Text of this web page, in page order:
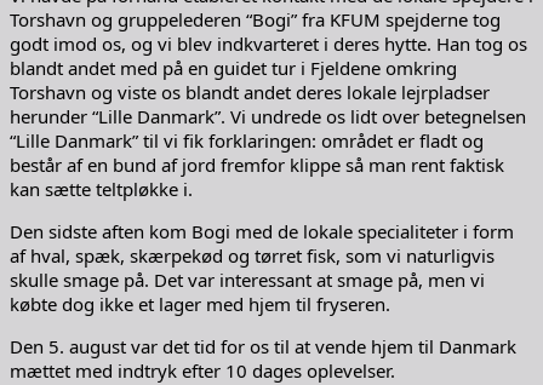
Torshavn og gruppelederen “Bogi” fra KFUM spejderne tog
godt imod os, og vi blev indkvarteret i deres hytte. Han tog os
blandt andet med på en guidet tur i Fjeldene omkring
Torshavn og viste os blandt andet deres lokale lejrpladser
herunder “Lille Danmark”. Vi undrede os lidt over betegnelsen
“Lille Danmark” til vi fik forklaringen: området er fladt og
består af en bund af jord fremfor klippe så man rent faktisk
kan sætte teltpløkke i.
Den sidste aften kom Bogi med de lokale specialiteter i form
af hval, spæk, skærpekød og tørret fisk, som vi naturligvis
skulle smage på. Det var interessant at smage på, men vi
købte dog ikke et lager med hjem til fryseren.
Den 5. august var det tid for os til at vende hjem til Danmark
mættet med indtryk efter 10 dages oplevelser.